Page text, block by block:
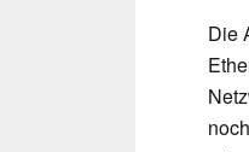
Die